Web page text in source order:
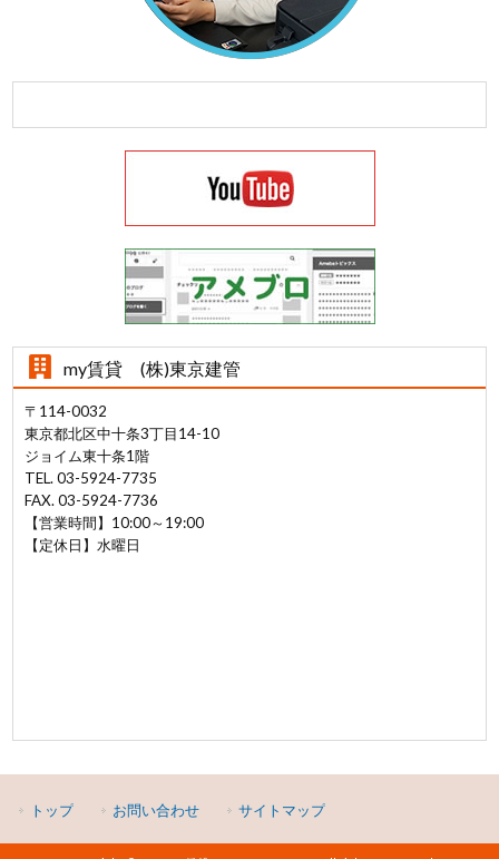
my賃貸 (株)東京建管
〒114-0032
東京都北区中十条3丁目14-10
ジョイム東十条1階
TEL. 03-5924-7735
FAX. 03-5924-7736
【営業時間】10:00～19:00
【定休日】水曜日
トップ お問い合わせ サイトマップ